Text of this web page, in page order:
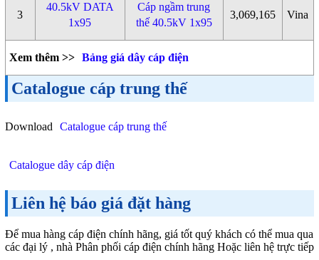
3
40.5kV DATA
1x95
Cáp ngầm trung
thế 40.5kV 1x95
3,069,165 Vina
Xem thêm >> Bảng giá dây cáp điện
Catalogue cáp trung thế
Download Catalogue cáp trung thế
Catalogue dây cáp điện
Liên hệ báo giá đặt hàng
Để mua hàng cáp điện chính hãng, giá tốt quý khách có thể mua qua
các đại lý , nhà Phân phối cáp điện chính hãng Hoặc liên hệ trực tiếp